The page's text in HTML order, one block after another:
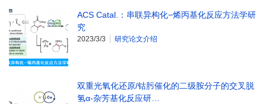
ACS Catal.：串联异构化−烯丙基化反应方法学研
究
2023/3/3 研究论文介绍
双重光氧化还原/钴肟催化的二级胺分子的交叉脱
氢α-杂芳基化反应研…